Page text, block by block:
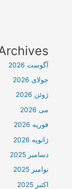
آگوست 2026
جولای 2026
ژوئن 2026
می 2026
فوریه 2026
ژانویه 2026
دسامبر 2025
نوامبر 2025
اکتبر 2025